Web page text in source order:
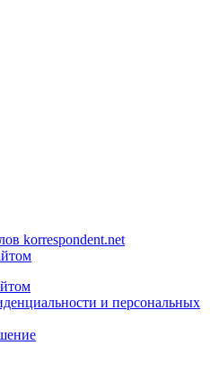
korrespondent.net
и персональных